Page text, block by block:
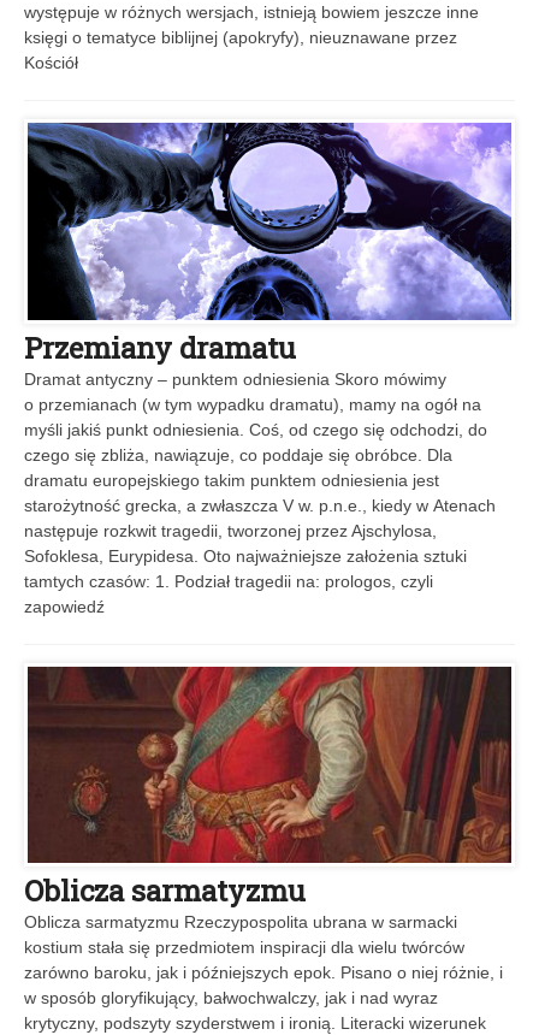
występuje w różnych wersjach, istnieją bowiem jeszcze inne
księgi o tematyce biblijnej (apokryfy), nieuznawane przez
Kościół
Przemiany dramatu
Dramat antyczny – punktem odniesienia Skoro mówimy
o przemianach (w tym wypadku dramatu), mamy na ogół na
myśli jakiś punkt odniesienia. Coś, od czego się odchodzi, do
czego się zbliża, nawiązuje, co poddaje się obróbce. Dla
dramatu europejskiego takim punktem odniesienia jest
starożytność grecka, a zwłaszcza V w. p.n.e., kiedy w Atenach
następuje rozkwit tragedii, tworzonej przez Ajschylosa,
Sofoklesa, Eurypidesa. Oto najważniejsze założenia sztuki
tamtych czasów: 1. Podział tragedii na: prologos, czyli
zapowiedź
Oblicza sarmatyzmu
Oblicza sarmatyzmu Rzeczypospolita ubrana w sarmacki
kostium stała się przedmiotem inspiracji dla wielu twórców
zarówno baroku, jak i późniejszych epok. Pisano o niej różnie, i
w sposób gloryfikujący, bałwochwalczy, jak i nad wyraz
krytyczny, podszyty szyderstwem i ironią. Literacki wizerunek